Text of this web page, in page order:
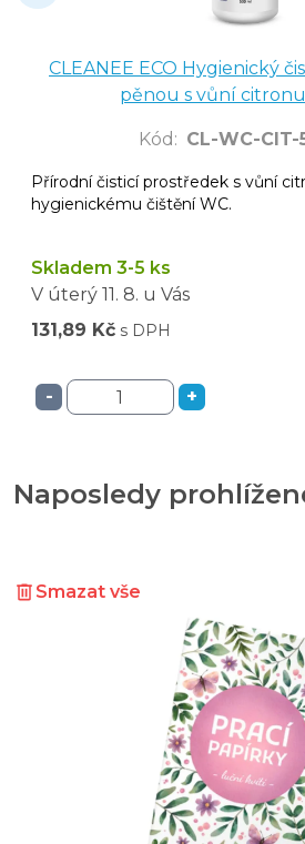
CLEANEE ECO Hygienický
pěnou s vůní
Kód : CL-WC-CIT-
Přírodní čisticí prostředek s vůní
hygienickému čištění WC.
Skladem 3-5 ks
V úterý 11. 8. u Vás
131,89 Kč s DPH
- +
Naposledy
Smazat vše